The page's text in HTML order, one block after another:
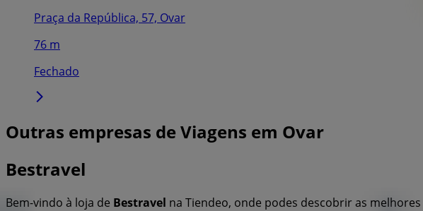
Praça da República, 57, Ovar
76 m
Fechado
Outras empresas de Viagens em Ovar
Bestravel
Bem-vindo à loja de Bestravel na Tiendeo, onde podes descobrir as melhores